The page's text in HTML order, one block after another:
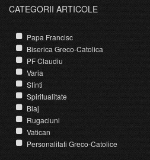
CATEGORII ARTICOLE
Papa Francisc
Biserica Greco-Catolica
PF Claudiu
Varia
Sfinti
Spiritualitate
Blaj
Rugaciuni
Vatican
Personalitati Greco-Catolice